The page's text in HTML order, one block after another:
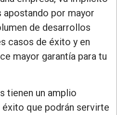
apostando por mayor
de desarrollos
casos de éxito y en
mayor garantía para tu
tienen un amplio
que podrán servirte